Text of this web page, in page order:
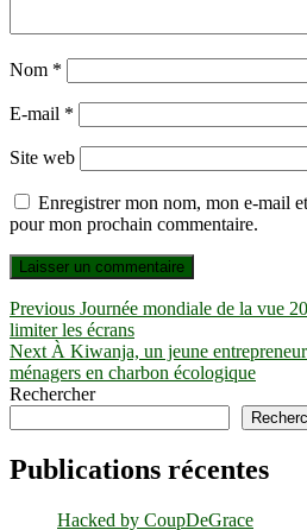
Nom *
E-mail *
Site web
Enregistrer mon nom, mon e-mail
pour mon prochain commentaire.
Navigation
de
l’article
Previous Previous
post:
Journée mondiale de la vue
limiter les écrans
Next Next
post:
À Kiwanja, un jeune
ménagers en charbon écologique
Rechercher
Publications récentes
Hacked by CoupDeGrace